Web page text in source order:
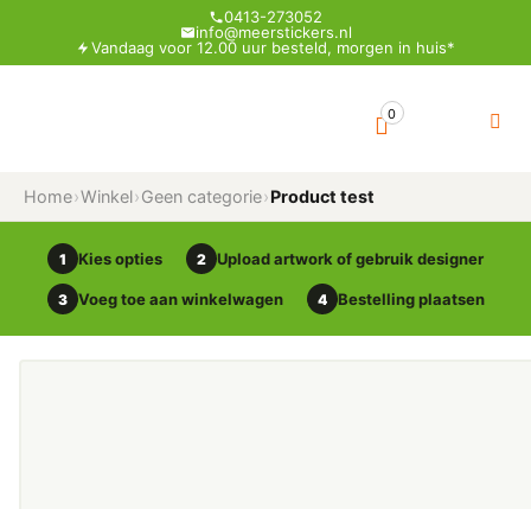
0413-273052
info@meerstickers.nl
Vandaag voor 12.00 uur besteld, morgen in huis*
0
Home›Winkel›Geen categorie›Product test
1 Kies opties 2 Upload artwork of gebruik designer
3 Voeg toe aan winkelwagen 4 Bestelling plaatsen